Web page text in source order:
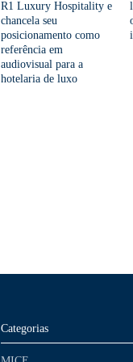
R1 Luxury Hospitality e
chancela seu
posicionamento como
referência em
audiovisual para a
hotelaria de luxo
Categorias